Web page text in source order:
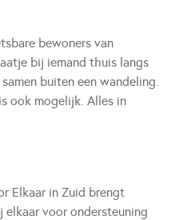
bewoners van
bij iemand thuis langs
buiten een wandeling.
ook mogelijk. Alles in
Elkaar in Zuid brengt
voor ondersteuning